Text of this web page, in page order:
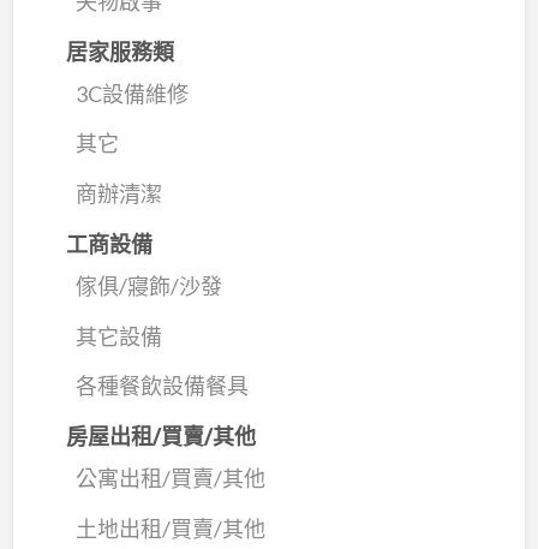
居家服務類
3C設備維修
其它
商辦清潔
工商設備
傢俱/寢飾/沙發
其它設備
各種餐飲設備餐具
房屋出租/買賣/其他
公寓出租/買賣/其他
土地出租/買賣/其他